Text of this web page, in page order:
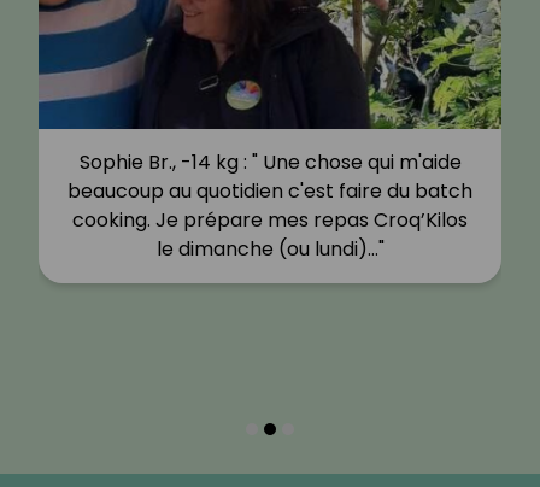
Sophie Br., -14 kg : " Une chose qui m'aide
beaucoup au quotidien c'est faire du batch
cooking. Je prépare mes repas Croq’Kilos
le dimanche (ou lundi)…"